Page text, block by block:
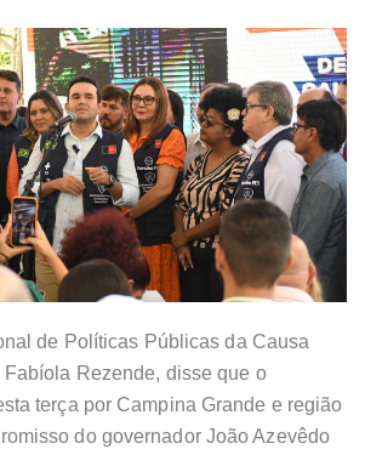
de Políticas Públicas da Causa
Rezende, disse que o
terça por Campina Grande e região
do governador João Azevêdo